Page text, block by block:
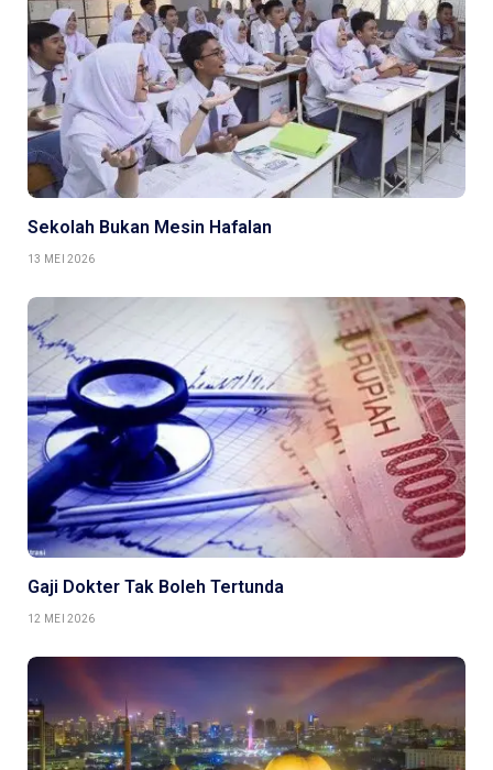
Sekolah Bukan Mesin Hafalan
13 MEI 2026
Gaji Dokter Tak Boleh Tertunda
12 MEI 2026